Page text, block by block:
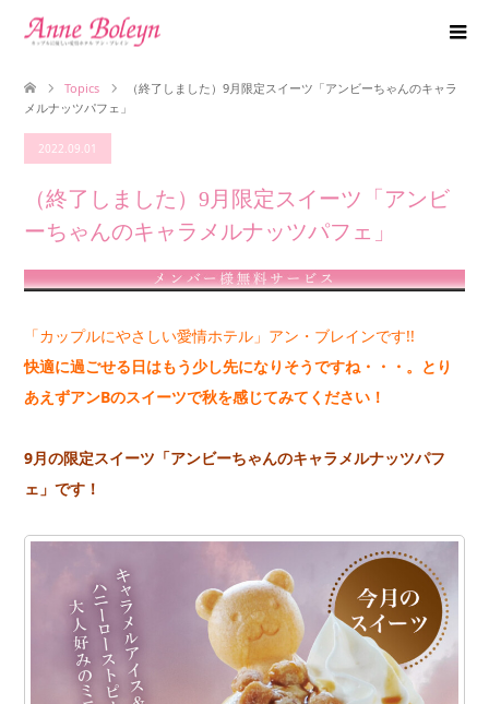
Topics
（終了しました）9月限定スイーツ「アンビーちゃんのキャラ
メルナッツパフェ」
2022.09.01
（終了しました）9月限定スイーツ「アンビ
ーちゃんのキャラメルナッツパフェ」
「カップルにやさしい愛情ホテル」アン・ブレインです!!
快適に過ごせる日はもう少し先になりそうですね・・・。とり
あえずアンBのスイーツで秋を感じてみてください！
9月の限定スイーツ「アンビーちゃんのキャラメルナッツパフ
ェ」です！